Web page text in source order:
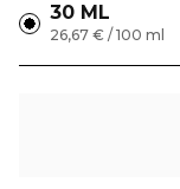
30 ML
26,67 € / 100 ml